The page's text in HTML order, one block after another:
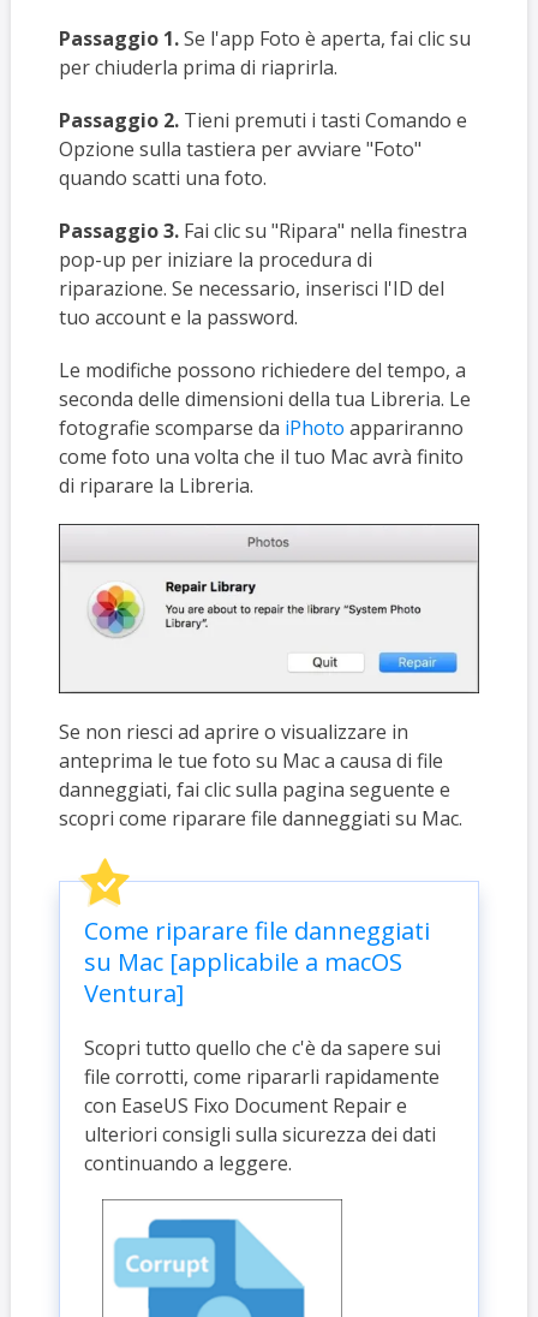
Passaggio 1.Se l'app Foto è aperta, fai clic su
per chiuderla prima di riaprirla.
Passaggio 2.Tieni premuti i tasti Comando e
Opzione sulla tastiera per avviare "Foto"
quando scatti una foto.
Passaggio 3.Fai clic su "Ripara" nella finestra
pop-up per iniziare la procedura di
riparazione. Se necessario, inserisci l'ID del
tuo account e la password.
Le modifiche possono richiedere del tempo, a
seconda delle dimensioni della tua Libreria. Le
fotografie scomparse da iPhoto appariranno
come foto una volta che il tuo Mac avrà finito
di riparare la Libreria.
Se non riesci ad aprire o visualizzare in
anteprima le tue foto su Mac a causa di file
danneggiati, fai clic sulla pagina seguente e
scopri come riparare file danneggiati su Mac.
Come riparare file danneggiati
su Mac [applicabile a macOS
Ventura]
Scopri tutto quello che c'è da sapere sui
file corrotti, come ripararli rapidamente
con EaseUS Fixo Document Repair e
ulteriori consigli sulla sicurezza dei dati
continuando a leggere.